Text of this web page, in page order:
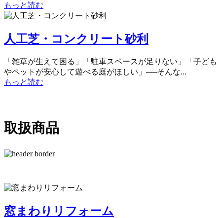
もっと読む
人工芝・コンクリート砂利
「雑草が生えて困る」「駐車スペースが足りない」「子ども
やペットが安心して遊べる庭がほしい」──そんな...
もっと読む
取扱商品
窓まわりリフォーム